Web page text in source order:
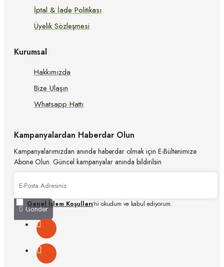
İptal & İade Politikası
Üyelik Sözleşmesi
Kurumsal
Hakkımızda
Bize Ulaşın
Whatsapp Hattı
Kampanyalardan Haberdar Olun
Kampanyalarımızdan anında haberdar olmak için E-Bültenimize
Abone Olun. Güncel kampanyalar anında bildirilsin
Gönder
Genel İşlem Koşulları'ni okudum ve kabul ediyorum.